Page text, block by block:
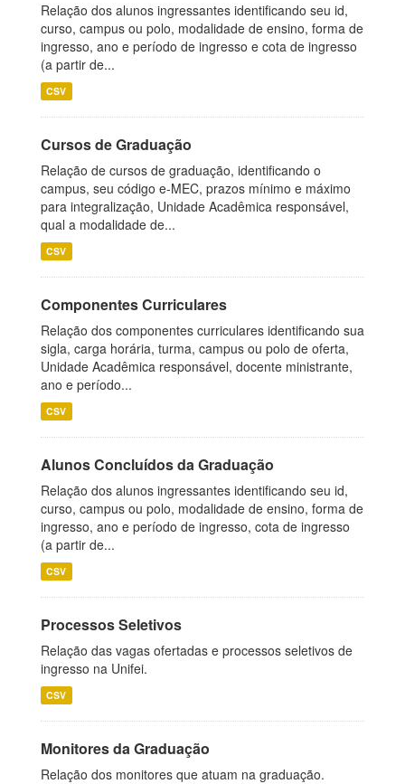
Relação dos alunos ingressantes identificando seu id,
curso, campus ou polo, modalidade de ensino, forma de
ingresso, ano e período de ingresso e cota de ingresso
(a partir de...
CSV
Cursos de Graduação
Relação de cursos de graduação, identificando o
campus, seu código e-MEC, prazos mínimo e máximo
para integralização, Unidade Acadêmica responsável,
qual a modalidade de...
CSV
Componentes Curriculares
Relação dos componentes curriculares identificando sua
sigla, carga horária, turma, campus ou polo de oferta,
Unidade Acadêmica responsável, docente ministrante,
ano e período...
CSV
Alunos Concluídos da Graduação
Relação dos alunos ingressantes identificando seu id,
curso, campus ou polo, modalidade de ensino, forma de
ingresso, ano e período de ingresso, cota de ingresso
(a partir de...
CSV
Processos Seletivos
Relação das vagas ofertadas e processos seletivos de
ingresso na Unifei.
CSV
Monitores da Graduação
Relação dos monitores que atuam na graduação.